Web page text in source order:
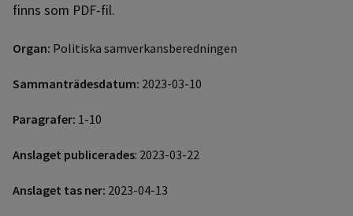
finns som PDF-fil.
Organ: Politiska samverkansberedningen
Sammanträdesdatum: 2023-03-10
Paragrafer: 1-10
Anslaget publicerades: 2023-03-22
Anslaget tas ner: 2023-04-13